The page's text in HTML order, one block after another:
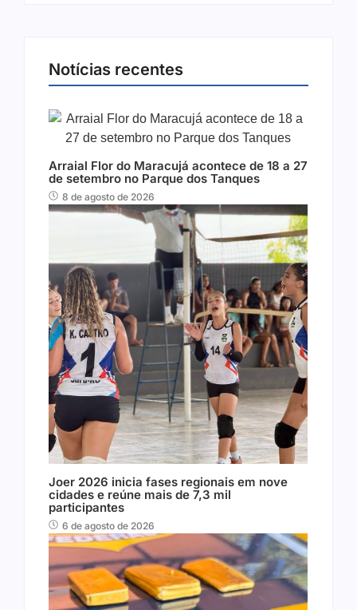
Notícias recentes
Arraial Flor do Maracujá acontece de 18 a 27
de setembro no Parque dos Tanques
8 de agosto de 2026
Joer 2026 inicia fases regionais em nove
cidades e reúne mais de 7,3 mil
participantes
6 de agosto de 2026